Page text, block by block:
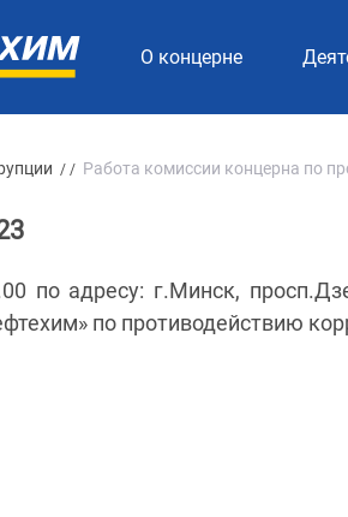
О концерне
/ / Работа комиссии концерна по
по адресу: г.Минск,
по противодействию